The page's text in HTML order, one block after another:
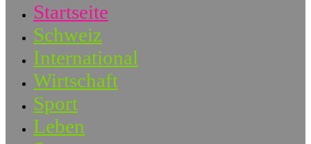
Startseite
Schweiz
International
Wirtschaft
Sport
Leben